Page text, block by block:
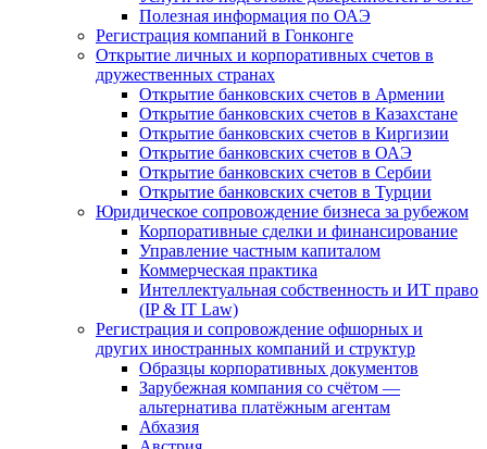
Полезная информация по ОАЭ
Регистрация компаний в Гонконге
Открытие личных и корпоративных счетов в
дружественных странах
Открытие банковских счетов в Армении
Открытие банковских счетов в Казахстане
Открытие банковских счетов в Киргизии
Открытие банковских счетов в ОАЭ
Открытие банковских счетов в Сербии
Открытие банковских счетов в Турции
Юридическое сопровождение бизнеса за рубежом
Корпоративные сделки и финансирование
Управление частным капиталом
Коммерческая практика
Интеллектуальная собственность и ИТ право
(IP & IT Law)
Регистрация и сопровождение офшорных и
других иностранных компаний и структур
Образцы корпоративных документов
Зарубежная компания со счётом —
альтернатива платёжным агентам
Абхазия